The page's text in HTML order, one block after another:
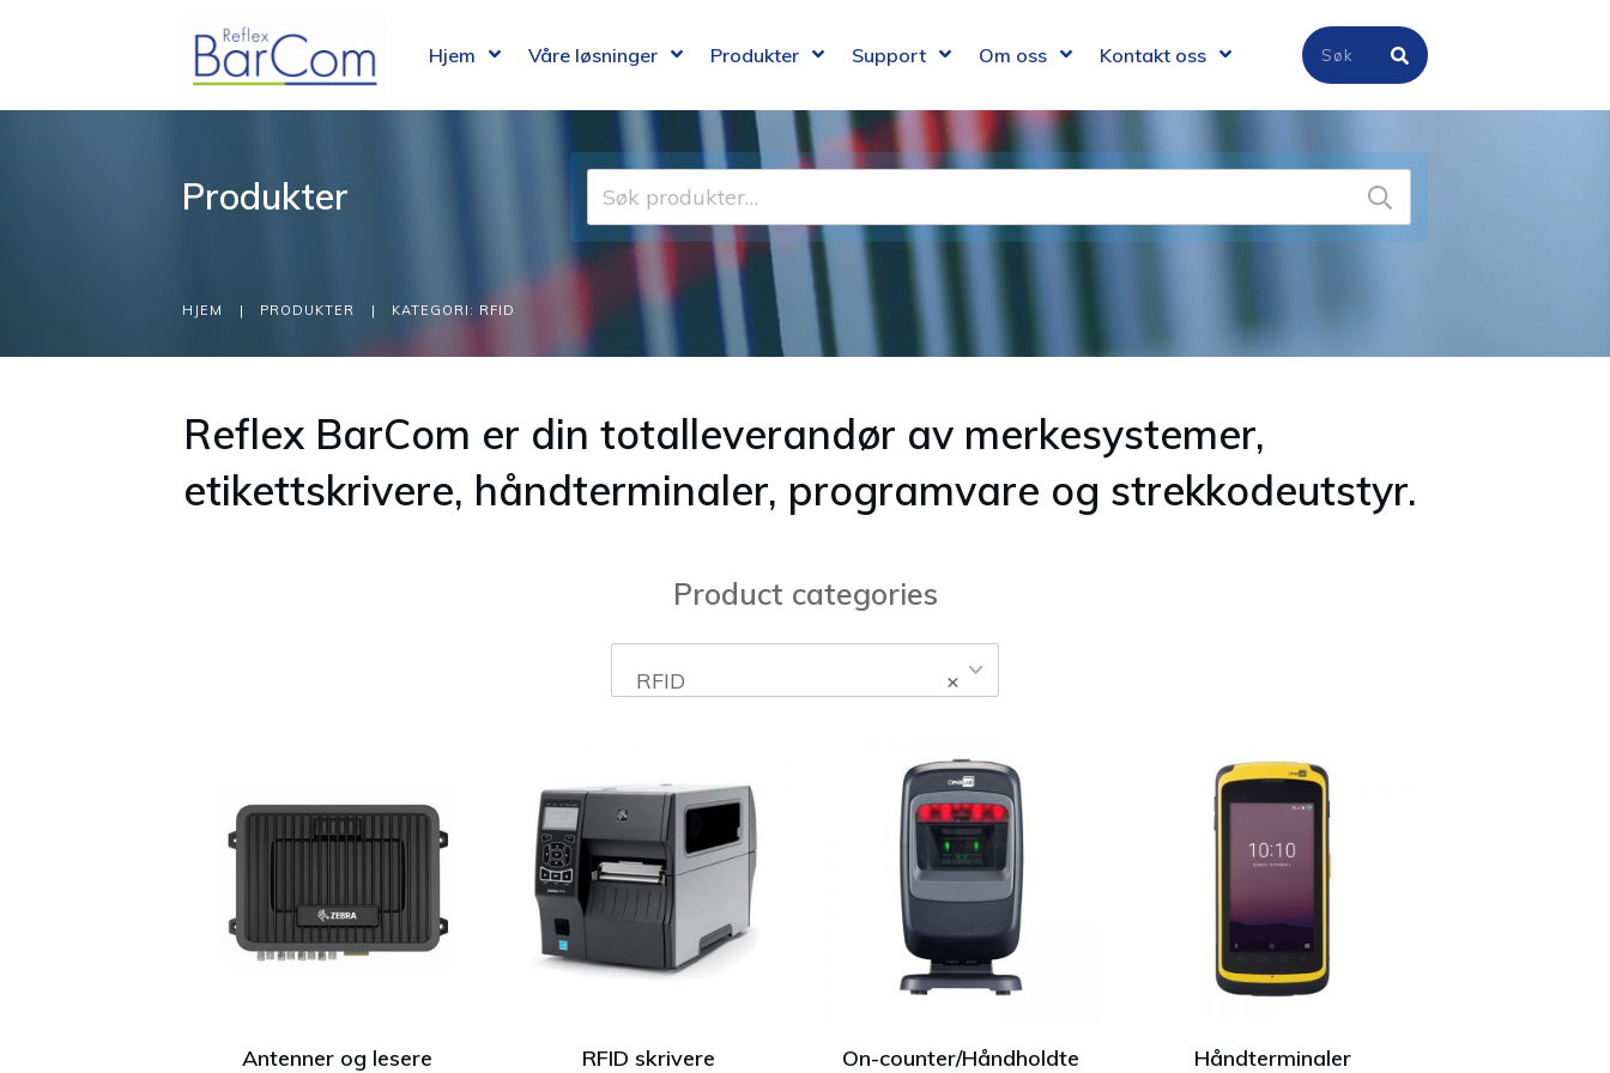
Hjem Våre løsninger Produkter Support Om oss Kontakt oss
Produkter
Søk
etter:
HJEM | PRODUKTER | KATEGORI: RFID
Reflex BarCom er din totalleverandør av merkesystemer,
etikettskrivere, håndterminaler, programvare og strekkodeutstyr.
Product categories
×
RFID
Antenner og lesere RFID skrivere On-counter/Håndholdte Håndterminaler